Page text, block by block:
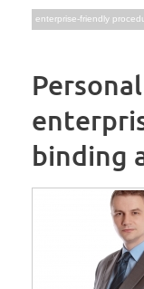
enterprise-friendly
binding